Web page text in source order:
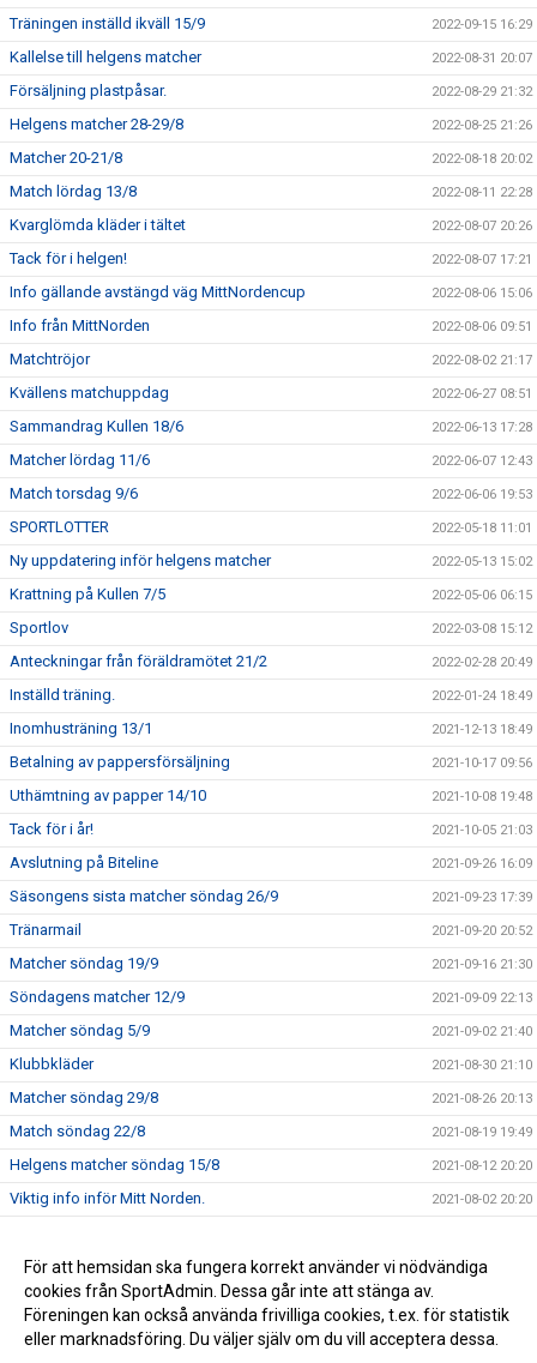
Träningen inställd ikväll 15/9 2022-09-15 16:29
Kallelse till helgens matcher 2022-08-31 20:07
Försäljning plastpåsar. 2022-08-29 21:32
Helgens matcher 28-29/8 2022-08-25 21:26
Matcher 20-21/8 2022-08-18 20:02
Match lördag 13/8 2022-08-11 22:28
Kvarglömda kläder i tältet 2022-08-07 20:26
Tack för i helgen! 2022-08-07 17:21
Info gällande avstängd väg MittNordencup 2022-08-06 15:06
Info från MittNorden 2022-08-06 09:51
Matchtröjor 2022-08-02 21:17
Kvällens matchuppdag 2022-06-27 08:51
Sammandrag Kullen 18/6 2022-06-13 17:28
Matcher lördag 11/6 2022-06-07 12:43
Match torsdag 9/6 2022-06-06 19:53
SPORTLOTTER 2022-05-18 11:01
Ny uppdatering inför helgens matcher 2022-05-13 15:02
Krattning på Kullen 7/5 2022-05-06 06:15
Sportlov 2022-03-08 15:12
Anteckningar från föräldramötet 21/2 2022-02-28 20:49
Inställd träning. 2022-01-24 18:49
Inomhusträning 13/1 2021-12-13 18:49
Betalning av pappersförsäljning 2021-10-17 09:56
Uthämtning av papper 14/10 2021-10-08 19:48
Tack för i år! 2021-10-05 21:03
Avslutning på Biteline 2021-09-26 16:09
Säsongens sista matcher söndag 26/9 2021-09-23 17:39
Tränarmail 2021-09-20 20:52
Matcher söndag 19/9 2021-09-16 21:30
Söndagens matcher 12/9 2021-09-09 22:13
Matcher söndag 5/9 2021-09-02 21:40
Klubbkläder 2021-08-30 21:10
Matcher söndag 29/8 2021-08-26 20:13
Match söndag 22/8 2021-08-19 19:49
Helgens matcher söndag 15/8 2021-08-12 20:20
Viktig info inför Mitt Norden. 2021-08-02 20:20
Sammandrag 14 september 2019-08-26 09:52
Kallelse till träning! 2018-08-28 08:36
För att hemsidan ska fungera korrekt använder vi nödvändiga
cookies från SportAdmin. Dessa går inte att stänga av.
Föreningen kan också använda frivilliga cookies, t.ex. för statistik
eller marknadsföring. Du väljer själv om du vill acceptera dessa.